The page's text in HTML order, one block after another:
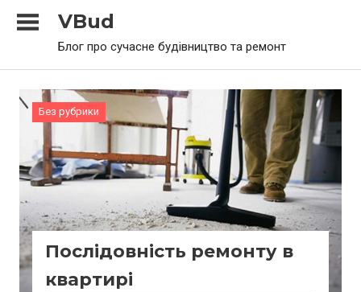
VBud
Блог про сучасне будівництво та ремонт
Без рубрики
Послідовність ремонту в
квартирі